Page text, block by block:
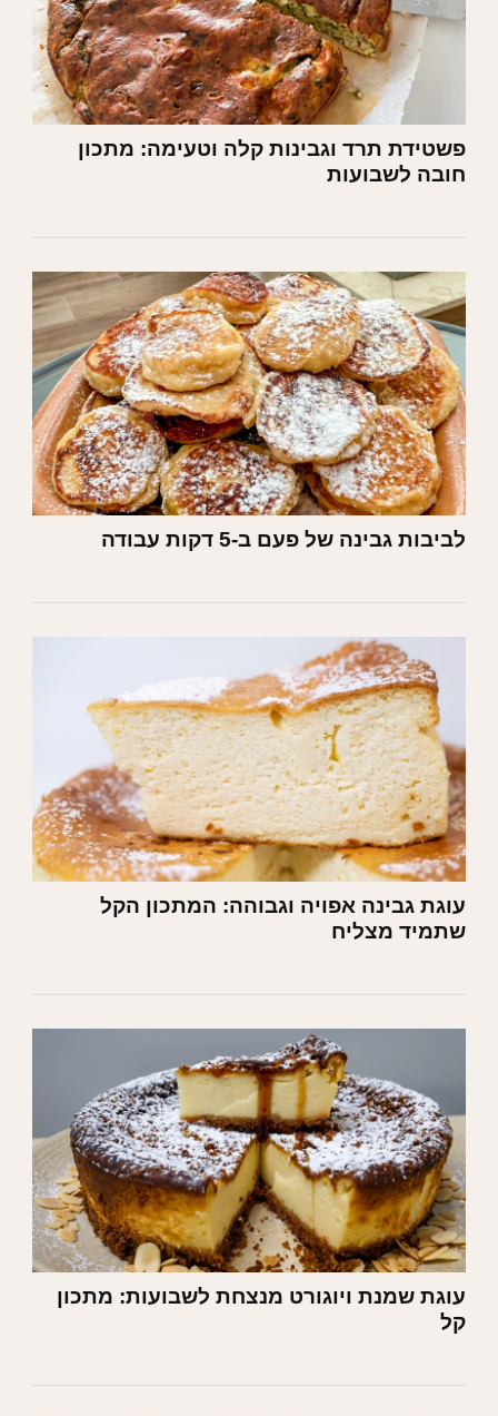
פשטידת תרד וגבינות קלה וטעימה: מתכון
חובה לשבועות
לביבות גבינה של פעם ב-5 דקות עבודה
עוגת גבינה אפויה וגבוהה: המתכון הקל
שתמיד מצליח
עוגת שמנת ויוגורט מנצחת לשבועות: מתכון
קל